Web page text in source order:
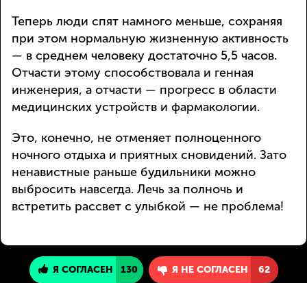
Теперь люди спят намного меньше, сохраняя
при этом нормальную жизненную активность
— в среднем человеку достаточно 5,5 часов.
Отчасти этому способствовала и генная
инженерия, а отчасти — прогресс в области
медицинских устройств и фармакологии.
Это, конечно, не отменяет полноценного
ночного отдыха и приятных сновидений. Зато
ненавистные раньше будильники можно
выбросить навсегда. Лечь за полночь и
встретить рассвет с улыбкой — не проблема!
Я СОГЛАСЕН 130 Я НЕ СОГЛАСЕН 62